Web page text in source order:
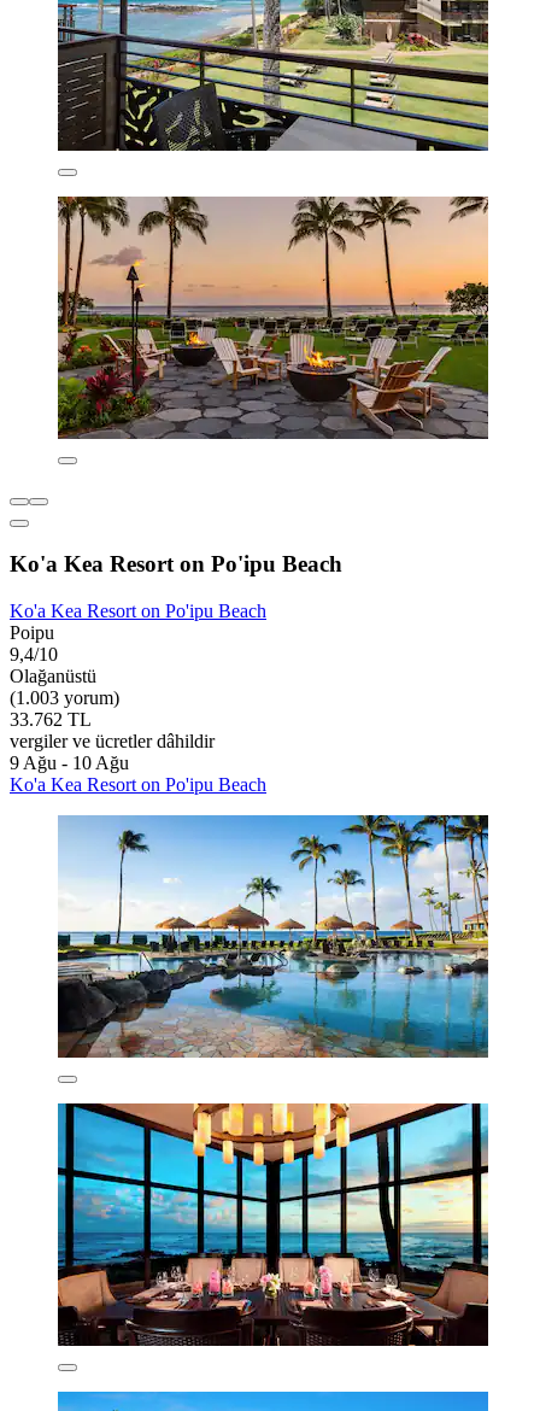
Ko'a Kea Resort on Po'ipu Beach
Ko'a Kea Resort on Po'ipu Beach
Poipu
9,4/10
Olağanüstü
(1.003 yorum)
33.762 TL
vergiler ve ücretler dâhildir
9 Ağu - 10 Ağu
Ko'a Kea Resort on Po'ipu Beach